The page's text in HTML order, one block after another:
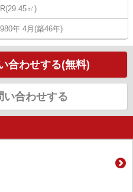
㎡)
年 4月(築46年)
合わせする(無料)
い合わせする